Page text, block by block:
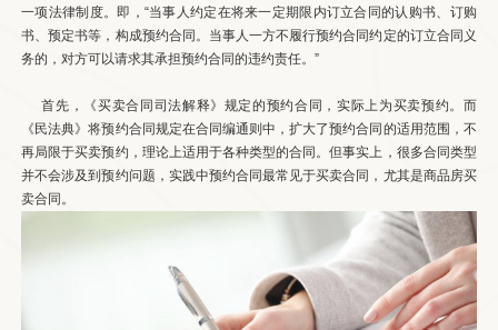
一项法律制度。即，“当事人约定在将来一定期限内订立合同的认购书、订购
书、预定书等，构成预约合同。当事人一方不履行预约合同约定的订立合同义
务的，对方可以请求其承担预约合同的违约责任。”
首先，《买卖合同司法解释》规定的预约合同，实际上为买卖预约。而
《民法典》将预约合同规定在合同编通则中，扩大了预约合同的适用范围，不
再局限于买卖预约，理论上适用于各种类型的合同。但事实上，很多合同类型
并不会涉及到预约问题，实践中预约合同最常见于买卖合同，尤其是商品房买
卖合同。